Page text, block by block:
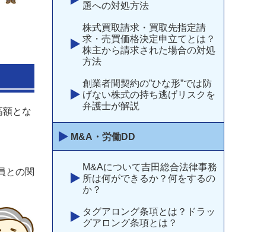
額とな
との関
題への対処方法
株式買取請求・買取先指定請
求・売買価格決定申立てとは？
株主から請求された場合の対処
方法
創業者間契約の”ひな形”では防
げない株式の持ち逃げリスクを
弁護士が解説
M&A・労働DD
M&Aについて吉田総合法律事務
所は何ができるか？何をするの
か？
タグアロング条項とは？ドラッ
グアロング条項とは？